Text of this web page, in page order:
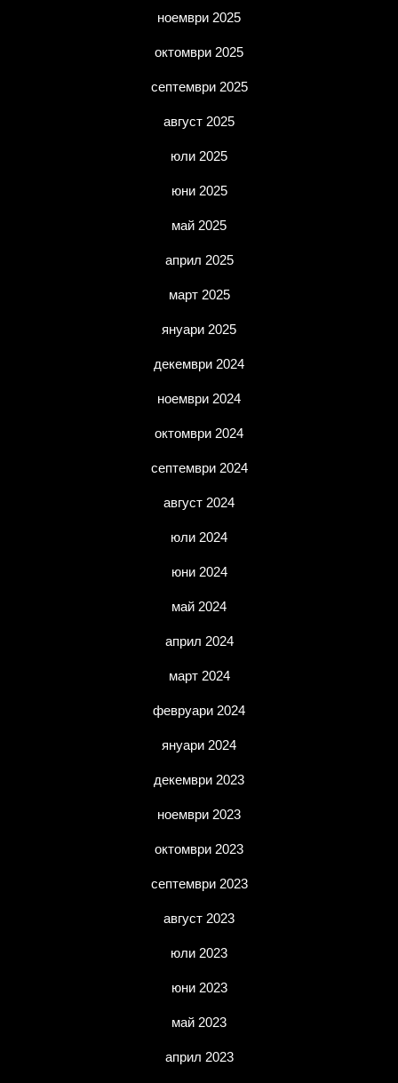
ноември 2025
октомври 2025
септември 2025
август 2025
юли 2025
юни 2025
май 2025
април 2025
март 2025
януари 2025
декември 2024
ноември 2024
октомври 2024
септември 2024
август 2024
юли 2024
юни 2024
май 2024
април 2024
март 2024
февруари 2024
януари 2024
декември 2023
ноември 2023
октомври 2023
септември 2023
август 2023
юли 2023
юни 2023
май 2023
април 2023